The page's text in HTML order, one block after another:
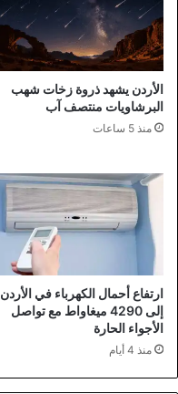
الأردن يشهد ذروة زخات شهب
البرشاويات منتصف آب
منذ 5 ساعات
ارتفاع أحمال الكهرباء في الأردن
إلى 4290 ميغاواط مع تواصل
الأجواء الحارة
منذ 4 أيام